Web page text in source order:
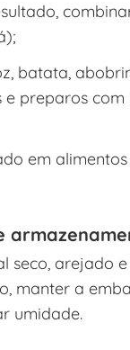
batata,
e preparos com
em
seco, arejado
manter a
umidade.